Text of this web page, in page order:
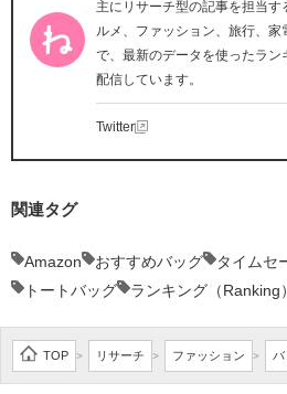
主にリサーチ型の記事を担当
ルメ、ファッション、旅行、
で、最新のデータを使ったラ
配信しています。
Twitter
関連タグ
Amazon おすすめバッグ
タイムセ
トートバッグ
ランキング（Ranking）
TOP > リサーチ > ファッション >